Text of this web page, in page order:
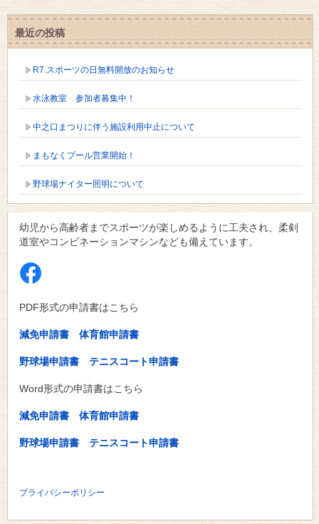
最近の投稿
R7.スポーツの日無料開放のお知らせ
水泳教室 参加者募集中！
中之口まつりに伴う施設利用中止について
まもなくプール営業開始！
野球場ナイター照明について
幼児から高齢者までスポーツが楽しめるように工夫され、柔剣
道室やコンビネーションマシンなども備えています。
PDF形式の申請書はこちら
減免申請書 体育館申請書
野球場申請書 テニスコート申請書
Word形式の申請書はこちら
減免申請書 体育館申請書
野球場申請書 テニスコート申請書
プライバシーポリシー